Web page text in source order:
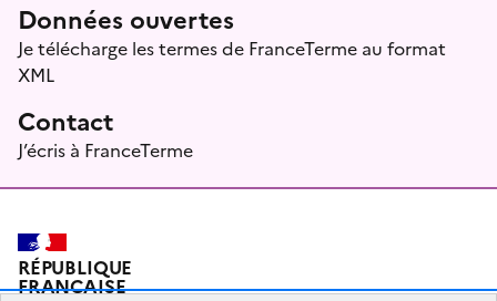
Données ouvertes
Je télécharge les termes de FranceTerme au format
XML
Contact
J’écris à FranceTerme
RÉPUBLIQUE
FRANÇAISE